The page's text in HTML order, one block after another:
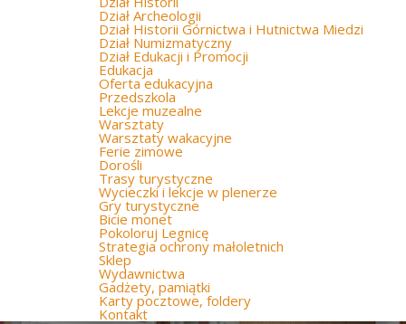
Dział Archeologii
Dział Historii Górnictwa i Hutnictwa Miedzi
Dział Numizmatyczny
Dział Edukacji i Promocji
Edukacja
Oferta edukacyjna
Przedszkola
Lekcje muzealne
Warsztaty
Warsztaty wakacyjne
Ferie zimowe
Dorośli
Trasy turystyczne
Wycieczki i lekcje w plenerze
Gry turystyczne
Bicie monet
Pokoloruj Legnicę
Strategia ochrony małoletnich
Sklep
Wydawnictwa
Gadżety, pamiątki
Karty pocztowe, foldery
Kontakt